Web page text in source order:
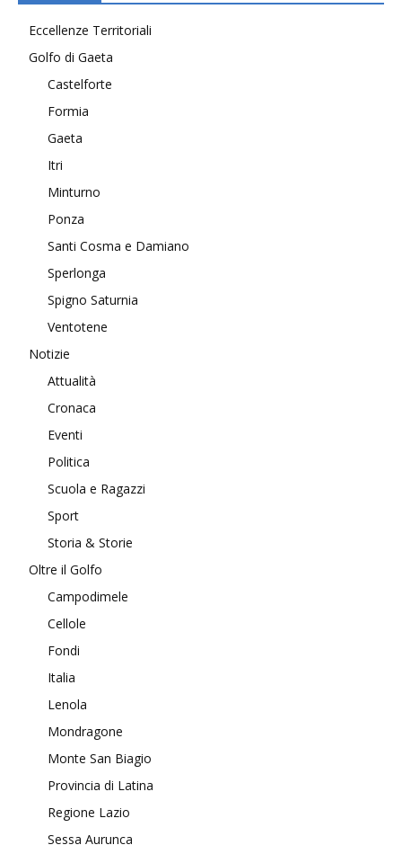
Eccellenze Territoriali
Golfo di Gaeta
Castelforte
Formia
Gaeta
Itri
Minturno
Ponza
Santi Cosma e Damiano
Sperlonga
Spigno Saturnia
Ventotene
Notizie
Attualità
Cronaca
Eventi
Politica
Scuola e Ragazzi
Sport
Storia & Storie
Oltre il Golfo
Campodimele
Cellole
Fondi
Italia
Lenola
Mondragone
Monte San Biagio
Provincia di Latina
Regione Lazio
Sessa Aurunca